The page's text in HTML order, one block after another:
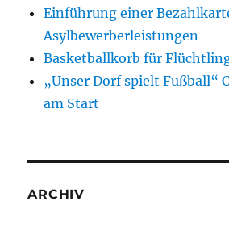
Einführung einer
Asylbewerberleistungen
Basketballkorb für
„Unser Dorf spielt Fußball“
am Start
ARCHIV